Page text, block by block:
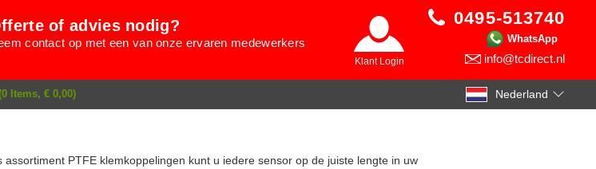
Nederland
0495-513740
WhatsApp
info@tcdirect.nl
Klant Login
of advies nodig?
contact op met een van onze ervaren medewerkers
Items, € 0,00)
assortiment PTFE klemkoppelingen kunt u iedere sensor op de juiste lengte in uw